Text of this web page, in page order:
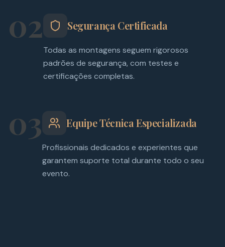
02 Segurança Certificada
Todas as montagens seguem rigorosos
padrões de segurança, com testes e
certificações completas.
03 Equipe Técnica Especializada
Profissionais dedicados e experientes que
garantem suporte total durante todo o seu
evento.